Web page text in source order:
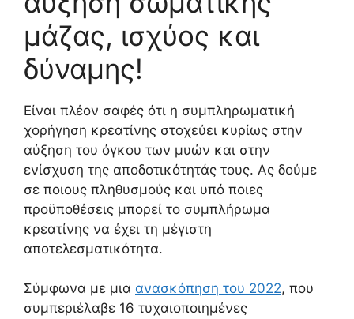
μάζας, ισχύος και
δύναμης!
Είναι πλέον σαφές ότι η συμπληρωματική
χορήγηση κρεατίνης στοχεύει κυρίως στην
αύξηση του όγκου των μυών και στην
ενίσχυση της αποδοτικότητάς τους. Ας δούμε
σε ποιους πληθυσμούς και υπό ποιες
προϋποθέσεις μπορεί το συμπλήρωμα
κρεατίνης να έχει τη μέγιστη
αποτελεσματικότητα.
Σύμφωνα με μια ανασκόπηση του 2022, που
συμπεριέλαβε 16 τυχαιοποιημένες